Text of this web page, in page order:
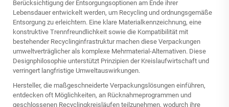
Berücksichtigung der Entsorgungsoptionen am Ende ihrer
Lebensdauer entwickelt werden, um Recycling und ordnungsgemäße
Entsorgung zu erleichtern. Eine klare Materialkennzeichnung, eine
konstruktive Trennfreundlichkeit sowie die Kompatibilität mit
bestehender Recyclinginfrastruktur machen diese Verpackungen
umweltverträglicher als komplexe Mehrmaterial-Alternativen. Diese
Designphilosophie unterstützt Prinzipien der Kreislaufwirtschaft und
verringert langfristige Umweltauswirkungen.
Hersteller, die maßgeschneiderte Verpackungslösungen einführen,
entdecken oft Möglichkeiten, an Rücknahmeprogrammen und
geschlossenen Recyclingkreisläufen teilzunehmen, wodurch ihre